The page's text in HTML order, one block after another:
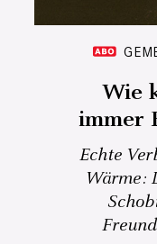
Wie
immer
Echte
Wärme: